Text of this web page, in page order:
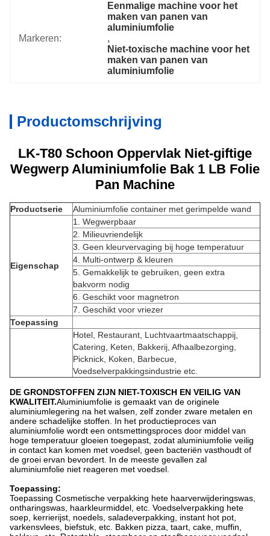
Markeren:
Eenmalige machine voor het
maken van panen van
aluminiumfolie
,
Niet-toxische machine voor het
maken van panen van
aluminiumfolie
Productomschrijving
LK-T80 Schoon Oppervlak Niet-giftige
Wegwerp Aluminiumfolie Bak 1 LB Folie
Pan Machine
Productserie Aluminiumfolie container met gerimpelde wand
Eigenschap
1. Wegwerpbaar
2. Milieuvriendelijk
3. Geen kleurvervaging bij hoge temperatuur
4. Multi-ontwerp & kleuren
5. Gemakkelijk te gebruiken, geen extra
bakvorm nodig
6. Geschikt voor magnetron
7. Geschikt voor vriezer
Toepassing
Hotel, Restaurant, Luchtvaartmaatschappij,
Catering, Keten, Bakkerij, Afhaalbezorging,
Picknick, Koken, Barbecue,
Voedselverpakkingsindustrie etc.
DE GRONDSTOFFEN ZIJN NIET-TOXISCH EN VEILIG VAN
KWALITEIT.Aluminiumfolie is gemaakt van de originele
aluminiumlegering na het walsen, zelf zonder zware metalen en
andere schadelijke stoffen. In het productieproces van
aluminiumfolie wordt een ontsmettingsproces door middel van
hoge temperatuur gloeien toegepast, zodat aluminiumfolie veilig
in contact kan komen met voedsel, geen bacteriën vasthoudt of
de groei ervan bevordert. In de meeste gevallen zal
aluminiumfolie niet reageren met voedsel.
Toepassing:
Toepassing Cosmetische verpakking hete haarverwijderingswas,
ontharingswas, haarkleurmiddel, etc. Voedselverpakking hete
soep, kerrierijst, noedels, saladeverpakking, instant hot pot,
varkensvlees, biefstuk, etc. Bakken pizza, taart, cake, muffin,